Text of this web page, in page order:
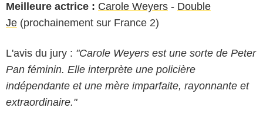
Meilleure actrice : Carole Weyers - Double
Je (prochainement sur France 2)
L'avis du jury : "Carole Weyers est une sorte de Peter
Pan féminin. Elle interprète une policière
indépendante et une mère imparfaite, rayonnante et
extraordinaire."